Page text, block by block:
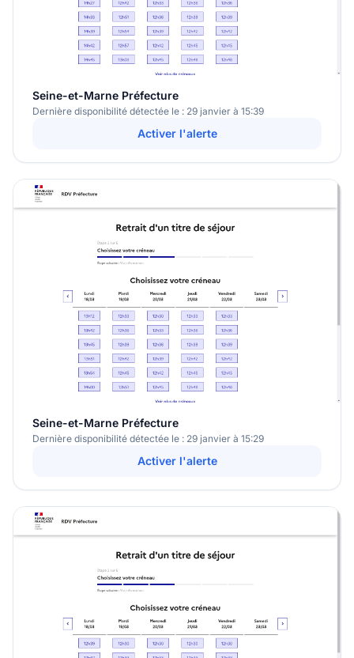
Seine-et-Marne Préfecture
Dernière disponibilité détectée le : 29 janvier à 15:39
Activer l'alerte
Seine-et-Marne Préfecture
Dernière disponibilité détectée le : 29 janvier à 15:29
Activer l'alerte